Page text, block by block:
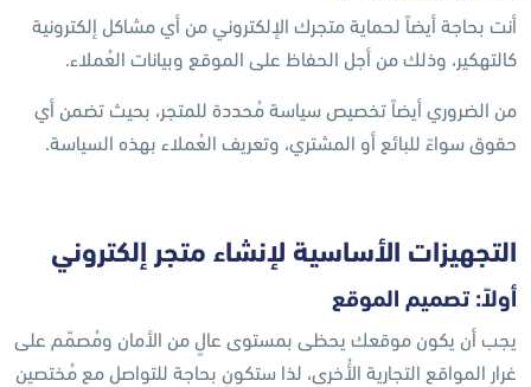
أنت بحاجة أيضاً لحماية متجرك الإلكتروني من أي مشاكل إلكترونية
كالتهكير، وذلك من أجل الحفاظ على الموقع وبيانات العُملاء.
من الضروري أيضاً تخصيص سياسة مُحددة للمتجر، بحيث تضمن أي
حقوق سواءً للبائع أو المشتري، وتعريف العُملاء بهذه السياسة.
التجهيزات الأساسية لإنشاء متجر إلكتروني
أولاً: تصميم الموقع
يجب أن يكون موقعك يحظى بمستوى عالٍ من الأمان ومُصمّم على
غرار المواقع التجارية الأُخرى، لذا ستكون بحاجة للتواصل مع مُختصين